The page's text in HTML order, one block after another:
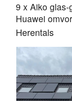
9 x Aiko
Huawei
Herentals